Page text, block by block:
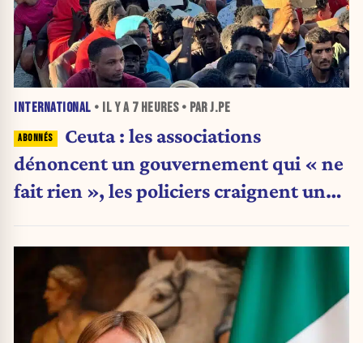
INTERNATIONAL • IL Y A 7 HEURES• PAR J.PE
Ceuta : les associations
dénoncent un gouvernement qui « ne
fait rien », les policiers craignent une